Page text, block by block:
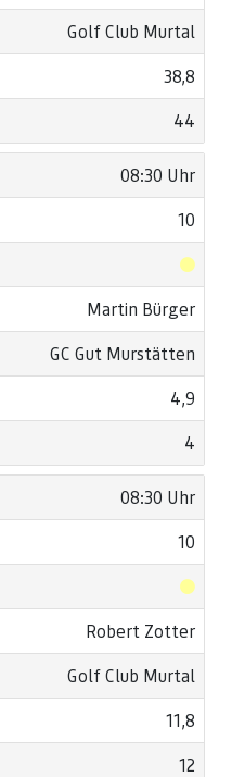
Golf Club Murtal
38,8
44
08:30 Uhr
10
Martin Bürger
GC Gut Murstätten
4,9
4
08:30 Uhr
10
Robert Zotter
Golf Club Murtal
11,8
12